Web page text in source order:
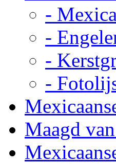
-
-
-
-
Maagd